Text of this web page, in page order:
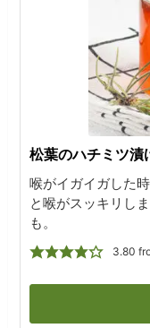
松葉のハチミツ漬
喉がイガイガした
と喉がスッキリし
も。
3.80